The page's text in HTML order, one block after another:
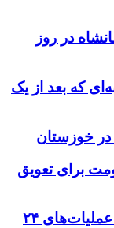
در روز
که بعد از یک
برای تعویق
فوت ۴ نفر و مصدومیت ۲۵ تن در عملیات‌های ۲۴